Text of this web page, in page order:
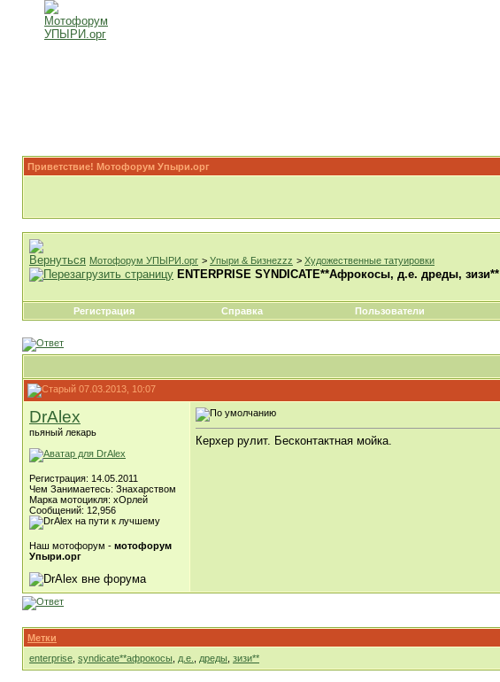
Приветствие! Мотофорум Упыри.орг
Мотофорум УПЫРИ.орг > Упыри & Бизнеzzz > Художественные татуировки
ENTERPRISE SYNDICATE**Афрокосы, д.е. дреды, зизи**
Регистрация Справка Пользователи
07.03.2013, 10:07
DrAlex
пьяный лекарь
Регистрация: 14.05.2011
Чем Занимаетесь: Знахарством
Марка мотоцикля: хОрлей
Сообщений: 12,956
Наш мотофорум - мотофорум
Упыри.орг
Керхер рулит. Бесконтактная мойка.
Метки
enterprise syndicate**афрокосы д.е. дреды зизи**